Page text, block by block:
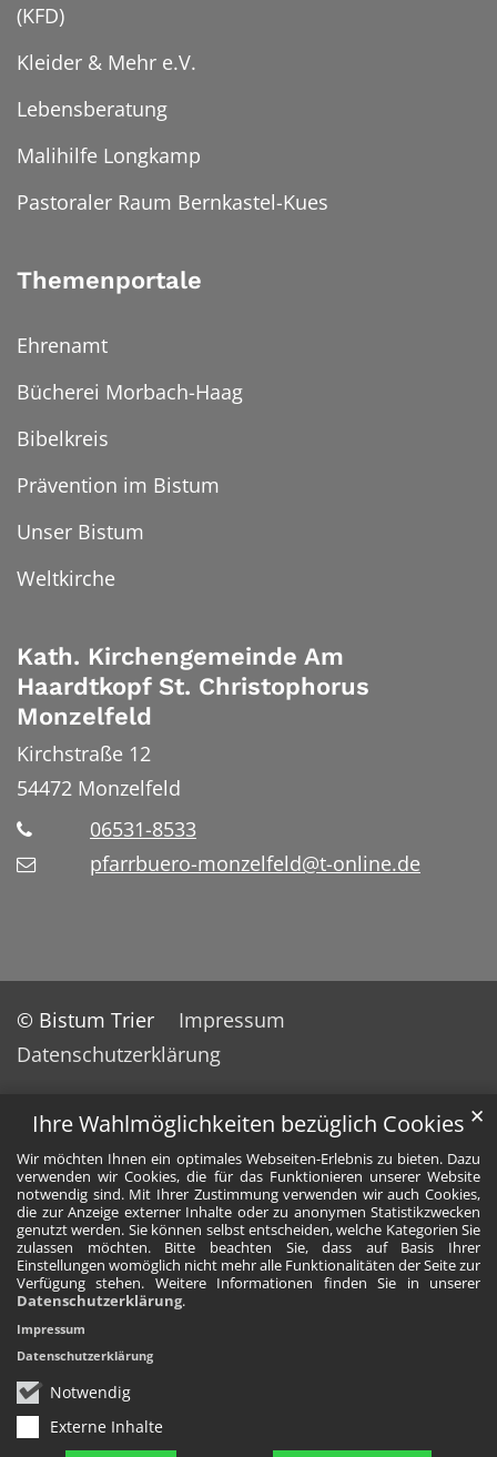
Ihre Wahlmöglichkeiten bezüglich Cookies
Wir möchten Ihnen ein optimales Webseiten-Erlebnis zu bieten. Dazu
verwenden wir Cookies, die für das Funktionieren unserer Website
notwendig sind. Mit Ihrer Zustimmung verwenden wir auch Cookies,
die zur Anzeige externer Inhalte oder zu anonymen Statistikzwecken
genutzt werden. Sie können selbst entscheiden, welche Kategorien Sie
zulassen möchten. Bitte beachten Sie, dass auf Basis Ihrer
Einstellungen womöglich nicht mehr alle Funktionalitäten der Seite zur
Verfügung stehen. Weitere Informationen finden Sie in unserer
Datenschutzerklärung.
Notwendig
Externe Inhalte
✕
Impressum
Datenschutzerklärung
(KFD)
Kleider & Mehr e.V.
Lebensberatung
Malihilfe Longkamp
Pastoraler Raum Bernkastel-Kues
Themenportale
Ehrenamt
Bücherei Morbach-Haag
Bibelkreis
Prävention im Bistum
Unser Bistum
Weltkirche
Kath. Kirchengemeinde Am
Haardtkopf St. Christophorus
Monzelfeld
Kirchstraße 12
54472 Monzelfeld
06531-8533
pfarrbuero-monzelfeld@t-online.de
© Bistum Trier
Impressum
Datenschutzerklärung